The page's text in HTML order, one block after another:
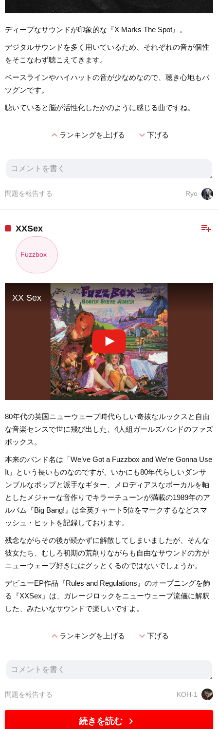
ディープなサウンドが印象的な『X Marks The Spot』。
デジタルサウンドを多く用いているため、それぞれの音が個性
をそこなわず聴こえてきます。
ベースラインやハイハットの音が少なめなので、聴き心地もバ
ツグンです。
聴いていると脳が活性化したかのように感じる曲ですね。
expand_lessランキングを上げる expand_more下げる
Ryo
問題を報告する
playlist_add
XXSex
Fuzzbox
XX Sex
80年代の英国ニューウェーブ時代らしい奇抜なルックスと自由
な音楽センスで世に飛び出した、4人組ガールズバンドのファズ
ボックス。
本来のバンド名は「We’ve Got a Fuzzbox and We’re Gonna Use
It」という長いものなのですが、いかにも80年代らしいダンサ
ンブルなポップと派手なギター、メロディアスなボーカルを軸
としたメジャーな音作りでキラーチューンが満載の1989年のア
ルバム『Big Bang!』は全英チャート5位をマークするなどスマ
ッシュ・ヒットを記録しております。
残念ながらその後が続かずに解散してしまいましたが、そんな
彼女たち、むしろ初期の荒削りながらも自由なサウンドの方が
ニューウェーブ好きにはグッとくるのではないでしょうか。
デビューEP作品『Rules and Regulations』のオープニングを飾
る『XXSex』は、ガレージロックをニューウェーブ流儀に解釈
した、みたいなサウンドで楽しいですよ。
expand_lessランキングを上げる expand_more下げる
KOH-1
問題を報告する
続きを読む chevron_right